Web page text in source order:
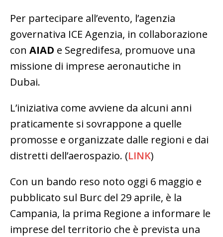
Per partecipare all’evento, l’agenzia
governativa ICE Agenzia, in collaborazione
con AIAD e Segredifesa, promuove una
missione di imprese aeronautiche in
Dubai.
L’iniziativa come avviene da alcuni anni
praticamente si sovrappone a quelle
promosse e organizzate dalle regioni e dai
distretti dell’aerospazio. (LINK)
Con un bando reso noto oggi 6 maggio e
pubblicato sul Burc del 29 aprile, è la
Campania, la prima Regione a informare le
imprese del territorio che è prevista una